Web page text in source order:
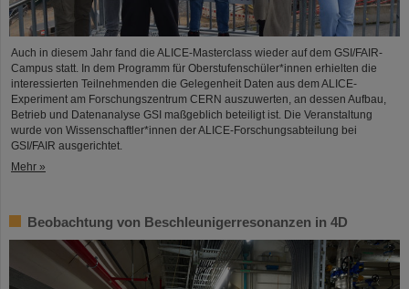
Auch in diesem Jahr fand die ALICE-Masterclass wieder auf dem GSI/FAIR-
Campus statt. In dem Programm für Oberstufenschüler*innen erhielten die
interessierten Teilnehmenden die Gelegenheit Daten aus dem ALICE-
Experiment am Forschungszentrum CERN auszuwerten, an dessen Aufbau,
Betrieb und Datenanalyse GSI maßgeblich beteiligt ist. Die Veranstaltung
wurde von Wissenschaftler*innen der ALICE-Forschungsabteilung bei
GSI/FAIR ausgerichtet.
Mehr »
Beobachtung von Beschleunigerresonanzen in 4D